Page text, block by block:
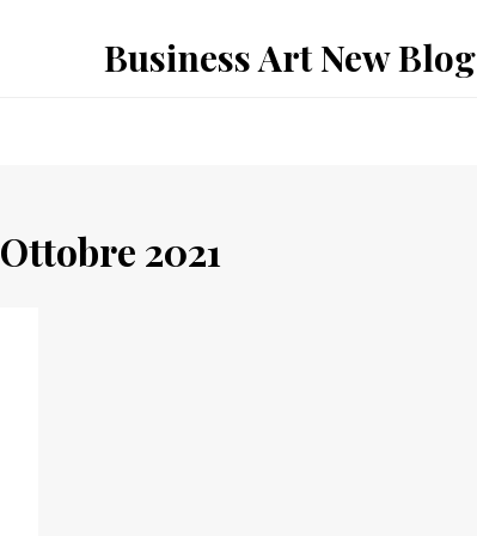
Business Art New Blog
Ottobre 2021